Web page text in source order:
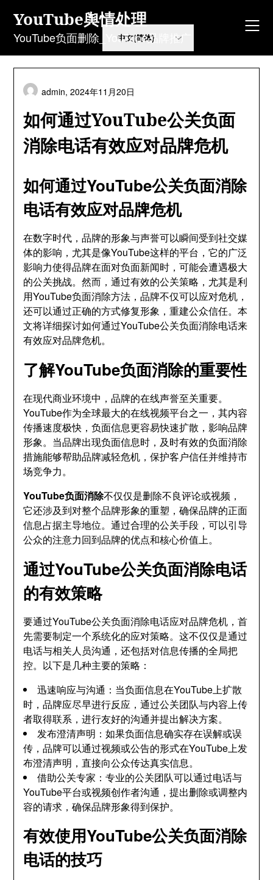
content
YouTube舆情处理
YouTube负面删除_YouTube品牌推广
如何通过YouTube公关负面
消除电话有效应对品牌危机
admin,2024年11月20日
如何通过YouTube公关负面消除
电话有效应对品牌危机
在数字时代，品牌的形象与声誉可以瞬间受到社交媒
体的影响，尤其是像YouTube这样的平台，它的广泛
影响力使得品牌在面对负面新闻时，可能会遭遇极大
的公关挑战。然而，通过有效的公关策略，尤其是利
用YouTube负面消除方法，品牌不仅可以应对危机，
还可以通过正确的方式修复形象，重建公众信任。本
文将详细探讨如何通过YouTube公关负面消除电话来
有效应对品牌危机。
了解YouTube负面消除的重要性
在现代商业环境中，品牌的在线声誉至关重要。
YouTube作为全球最大的在线视频平台之一，其内容
传播速度极快，负面信息更容易快速扩散，影响品牌
形象。当品牌出现负面信息时，及时有效的负面消除
措施能够帮助品牌减轻危机，保护客户信任并维持市
场竞争力。
YouTube负面消除不仅仅是删除不良评论或视频，
它还涉及到对整个品牌形象的重塑，确保品牌的正面
信息占据主导地位。通过合理的公关手段，可以引导
公众的注意力回到品牌的优点和核心价值上。
通过YouTube公关负面消除电话
的有效策略
要通过YouTube公关负面消除电话应对品牌危机，首
先需要制定一个系统化的应对策略。这不仅仅是通过
电话与相关人员沟通，还包括对信息传播的全局把
控。以下是几种主要的策略：
迅速响应与沟通：当负面信息在YouTube上扩散
时，品牌应尽早进行反应，通过公关团队与内容上传
者取得联系，进行友好的沟通并提出解决方案。
发布澄清声明：如果负面信息确实存在误解或误
传，品牌可以通过视频或公告的形式在YouTube上发
布澄清声明，直接向公众传达真实信息。
借助公关专家：专业的公关团队可以通过电话与
YouTube平台或视频创作者沟通，提出删除或调整内
容的请求，确保品牌形象得到保护。
有效使用YouTube公关负面消除
电话的技巧